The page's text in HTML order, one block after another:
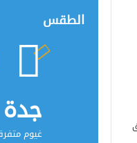
الطقس
جدة
غيوم